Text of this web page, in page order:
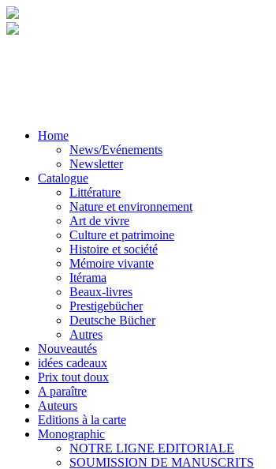
Home
News/Evénements
Newsletter
Catalogue
Littérature
Nature et environnement
Art de vivre
Culture et patrimoine
Histoire et société
Mémoire vivante
Itérama
Beaux-livres
Prestigebücher
Deutsche Bücher
Autres
Nouveautés
idées cadeaux
Prix tout doux
A paraître
Auteurs
Editions à la carte
Monographic
NOTRE LIGNE EDITORIALE
SOUMISSION DE MANUSCRITS